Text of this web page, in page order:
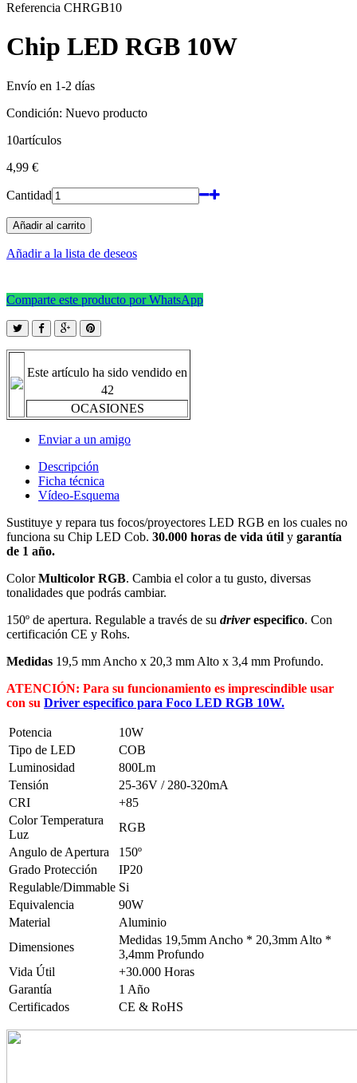
Referencia CHRGB10
Chip LED RGB 10W
Envío en 1-2 días
Condición: Nuevo producto
10artículos
4,99 €
Cantidad
Añadir al carrito
Añadir a la lista de deseos
Comparte este producto por WhatsApp
Este artículo ha sido vendido en
42
OCASIONES
Enviar a un amigo
Descripción
Ficha técnica
Vídeo-Esquema
Sustituye y repara tus focos/proyectores LED RGB en los cuales no
funciona su Chip LED Cob. 30.000 horas de vida útil y garantía
de 1 año.
ColorMulticolor RGB. Cambia el color a tu gusto, diversas
tonalidades que podrás cambiar.
150º de apertura. Regulable a través de su driverespecifico. Con
certificación CE y Rohs.
Medidas 19,5 mm Ancho x 20,3 mm Alto x 3,4 mm Profundo.
ATENCIÓN: Para su funcionamiento es imprescindible usar
con su Driver especifico para Foco LED RGB 10W.
Potencia
10W
Tipo de LED
COB
Luminosidad
800Lm
Tensión
25-36V / 280-320mA
CRI
+85
Color Temperatura
Luz
RGB
Angulo de Apertura
150º
Grado Protección
IP20
Regulable/Dimmable Si
Equivalencia
90W
Material
Aluminio
Dimensiones
Medidas 19,5mm Ancho * 20,3mm Alto *
3,4mm Profundo
Vida Útil
+30.000 Horas
Garantía
1 Año
Certificados
CE & RoHS